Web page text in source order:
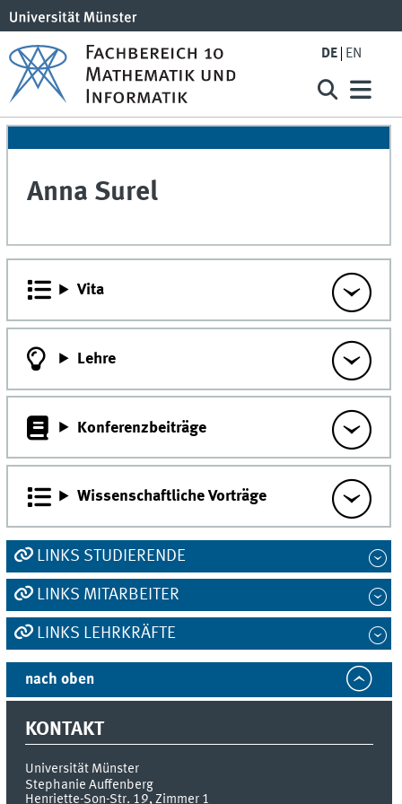
DE EN
Anna Surel
Vita
Lehre
Konferenzbeiträge
Wissenschaftliche Vorträge
LINKS STUDIERENDE
LINKS MITARBEITER
LINKS LEHRKRÄFTE
nach oben
KONTAKT
Universität Münster
Stephanie Auffenberg
Henriette-Son-Str. 19, Zimmer 1